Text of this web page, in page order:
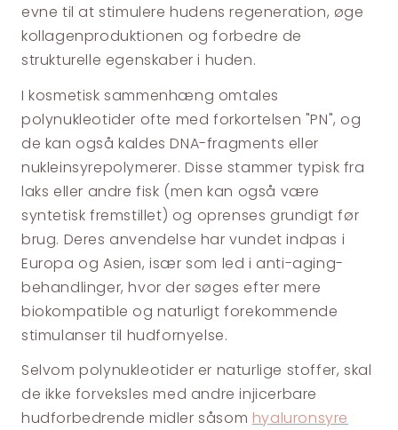
evne til at stimulere hudens regeneration, øge
kollagenproduktionen og forbedre de
strukturelle egenskaber i huden.
I kosmetisk sammenhæng omtales
polynukleotider ofte med forkortelsen "PN", og
de kan også kaldes DNA-fragments eller
nukleinsyrepolymerer. Disse stammer typisk fra
laks eller andre fisk (men kan også være
syntetisk fremstillet) og oprenses grundigt før
brug. Deres anvendelse har vundet indpas i
Europa og Asien, især som led i anti-aging-
behandlinger, hvor der søges efter mere
biokompatible og naturligt forekommende
stimulanser til hudfornyelse.
Selvom polynukleotider er naturlige stoffer, skal
de ikke forveksles med andre injicerbare
hudforbedrende midler såsom hyaluronsyre